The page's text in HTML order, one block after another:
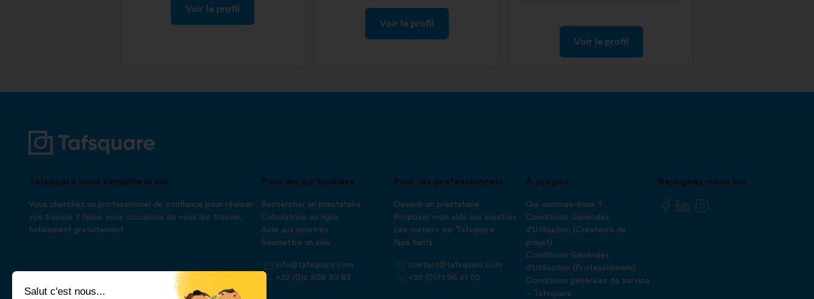
Voir le profil
Voir le profil
Voir le profil
Tafsquare vous simplifie la vie
Vous cherchez un professionnel de confiance pour réaliser
vos travaux ? Nous nous occupons de vous les trouver,
totalement gratuitement.
Pour les particuliers
Rechercher un prestataire
Calculatrice en ligne
Aide aux sinistrés
Soumettre un avis
info@tafsquare.com
+32 (0)2 808 30 83
Pour les professionnels
Devenir un prestataire
Proposer mon aide aux sinistrés
Les métiers sur Tafsquare
Nos tarifs
contact@tafsquare.com
+32 (0)71 96 21 02
À propos
Qui sommes-nous ?
Conditions Générales
d'Utilisation (Créateurs de
projet)
Conditions Générales
d'Utilisation (Professionnels)
Conditions générales de service
– Tafsquare
Rejoignez-nous sur
Salut c'est nous...